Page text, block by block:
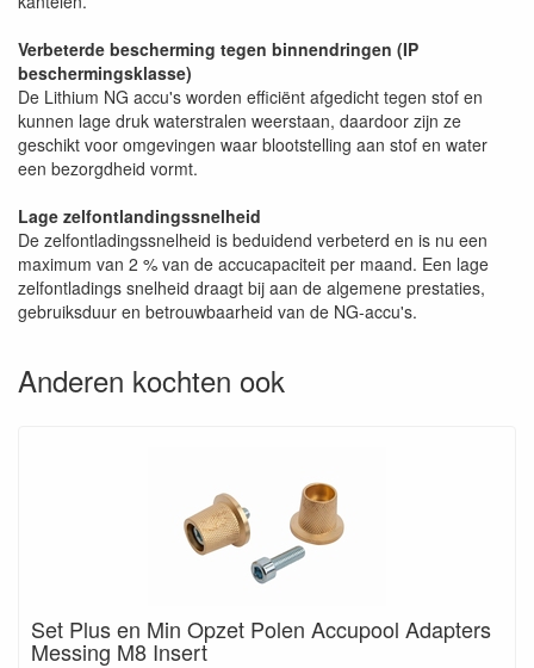
Verbeterde bescherming tegen binnendringen (IP
beschermingsklasse)
De Lithium NG accu's worden efficiënt afgedicht tegen stof en
kunnen lage druk waterstralen weerstaan, daardoor zijn ze
geschikt voor omgevingen waar blootstelling aan stof en water
een bezorgdheid vormt.
Lage zelfontlandingssnelheid
De zelfontladingssnelheid is beduidend verbeterd en is nu een
maximum van 2 % van de accucapaciteit per maand. Een lage
zelfontladings snelheid draagt bij aan de algemene prestaties,
gebruiksduur en betrouwbaarheid van de NG-accu's.
Anderen kochten ook
Set Plus en Min Opzet Polen Accupool Adapters
Messing M8 Insert